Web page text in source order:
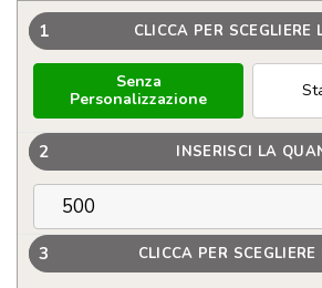
1 CLICCA PER SCEGLIERE
Senza
Personalizzazione
2 INSERISCI LA
3 CLICCA PER SCEGLIERE